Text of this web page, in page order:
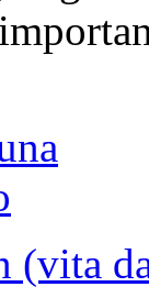
(vita